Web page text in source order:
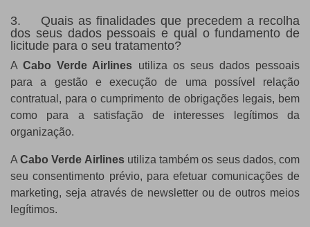
3. Quais as finalidades que precedem a recolha
dos seus dados pessoais e qual o fundamento de
licitude para o seu tratamento?
ACabo Verde Airlines utiliza os seus dados pessoais
para a gestão e execução de uma possível relação
contratual, para o cumprimento de obrigações legais, bem
como para a satisfação de interesses legítimos da
organização.
ACabo Verde Airlinesutiliza também os seus dados, com
seu consentimento prévio, para efetuar comunicações de
marketing, seja através de newsletter ou de outros meios
legítimos.